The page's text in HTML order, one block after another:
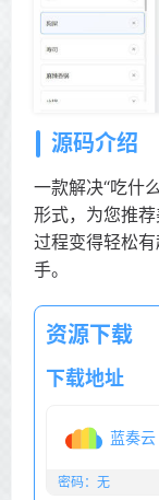
源码介绍
一款解决“吃什
形式，为您推
过程变得轻松
手。
资源下载
下载地址
蓝奏云
密码：无